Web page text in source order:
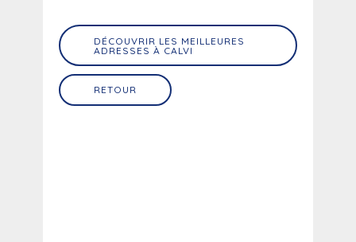
DÉCOUVRIR LES MEILLEURES
ADRESSES À CALVI
RETOUR